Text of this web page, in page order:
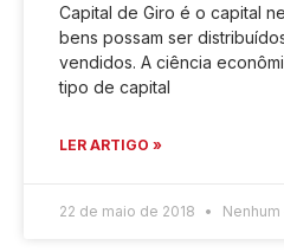
Capital de Giro é o capital
bens possam ser
vendidos. A ciência
tipo de capital
LER ARTIGO »
22 de maio de 2018